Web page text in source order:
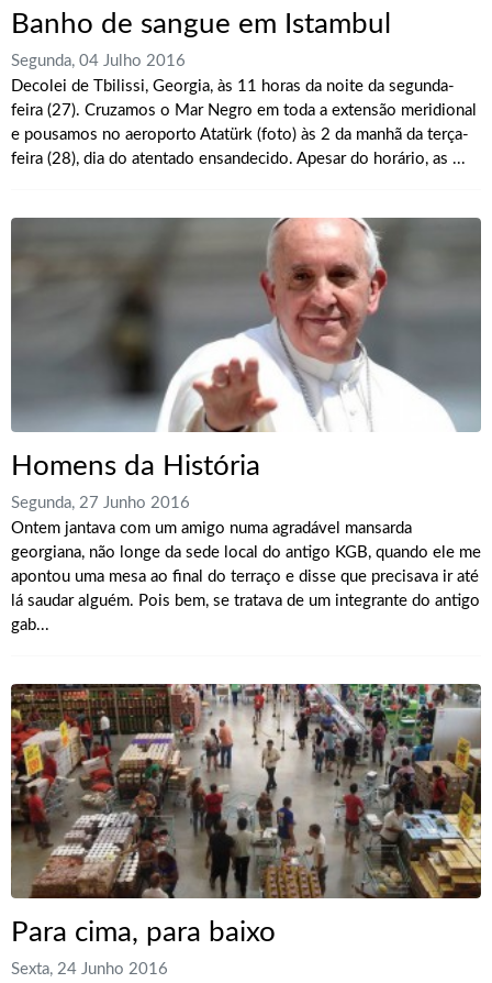
Banho de sangue em Istambul
Segunda, 04 Julho 2016
Decolei de Tbilissi, Georgia, às 11 horas da noite da segunda-
feira (27). Cruzamos o Mar Negro em toda a extensão meridional
e pousamos no aeroporto Atatürk (foto) às 2 da manhã da terça-
feira (28), dia do atentado ensandecido. Apesar do horário, as ...
Homens da História
Segunda, 27 Junho 2016
Ontem jantava com um amigo numa agradável mansarda
georgiana, não longe da sede local do antigo KGB, quando ele me
apontou uma mesa ao final do terraço e disse que precisava ir até
lá saudar alguém. Pois bem, se tratava de um integrante do antigo
gab...
Para cima, para baixo
Sexta, 24 Junho 2016